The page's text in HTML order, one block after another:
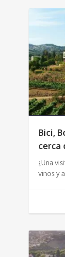
Bici,
cerca
¿Una
vinos y